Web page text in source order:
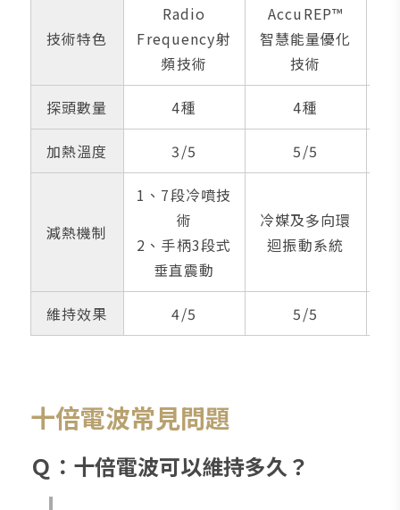
技術特色
Radio
Frequency射
頻技術
AccuREP™
智慧能量優化
技術
探頭數量 4種 4種
加熱溫度 3/5 5/5
減熱機制
1、7段冷噴技
術
2、手柄3段式
垂直震動
冷媒及多向環
迴振動系統
維持效果 4/5 5/5
十倍電波常見問題
Ｑ：十倍電波可以維持多久？